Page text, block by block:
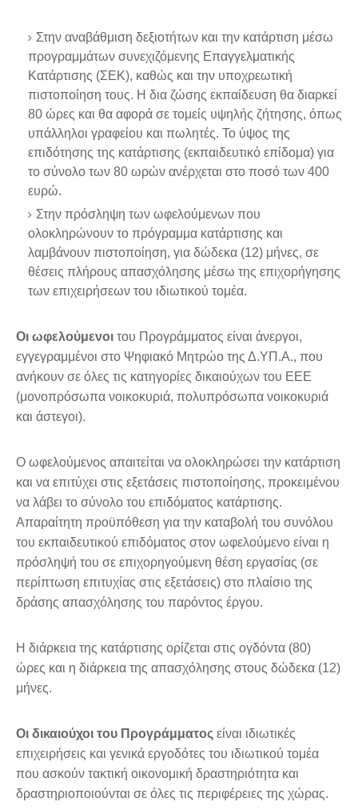
Στην αναβάθμιση δεξιοτήτων και την κατάρτιση μέσω
προγραμμάτων συνεχιζόμενης Επαγγελματικής
Κατάρτισης (ΣΕΚ), καθώς και την υποχρεωτική
πιστοποίηση τους. Η δια ζώσης εκπαίδευση θα διαρκεί
80 ώρες και θα αφορά σε τομείς υψηλής ζήτησης, όπως
υπάλληλοι γραφείου και πωλητές. Το ύψος της
επιδότησης της κατάρτισης (εκπαιδευτικό επίδομα) για
το σύνολο των 80 ωρών ανέρχεται στο ποσό των 400
ευρώ.
Στην πρόσληψη των ωφελούμενων που
ολοκληρώνουν το πρόγραμμα κατάρτισης και
λαμβάνουν πιστοποίηση, για δώδεκα (12) μήνες, σε
θέσεις πλήρους απασχόλησης μέσω της επιχορήγησης
των επιχειρήσεων του ιδιωτικού τομέα.
Οι ωφελούμενοι του Προγράμματος είναι άνεργοι,
εγγεγραμμένοι στο Ψηφιακό Μητρώο της Δ.ΥΠ.Α., που
ανήκουν σε όλες τις κατηγορίες δικαιούχων του ΕΕΕ
(μονοπρόσωπα νοικοκυριά, πολυπρόσωπα νοικοκυριά
και άστεγοι).
Ο ωφελούμενος απαιτείται να ολοκληρώσει την κατάρτιση
και να επιτύχει στις εξετάσεις πιστοποίησης, προκειμένου
να λάβει το σύνολο του επιδόματος κατάρτισης.
Απαραίτητη προϋπόθεση για την καταβολή του συνόλου
του εκπαιδευτικού επιδόματος στον ωφελούμενο είναι η
πρόσληψή του σε επιχορηγούμενη θέση εργασίας (σε
περίπτωση επιτυχίας στις εξετάσεις) στο πλαίσιο της
δράσης απασχόλησης του παρόντος έργου.
Η διάρκεια της κατάρτισης ορίζεται στις ογδόντα (80)
ώρες και η διάρκεια της απασχόλησης στους δώδεκα (12)
μήνες.
Οι δικαιούχοι του Προγράμματος είναι ιδιωτικές
επιχειρήσεις και γενικά εργοδότες του ιδιωτικού τομέα
που ασκούν τακτική οικονομική δραστηριότητα και
δραστηριοποιούνται σε όλες τις περιφέρειες της χώρας.